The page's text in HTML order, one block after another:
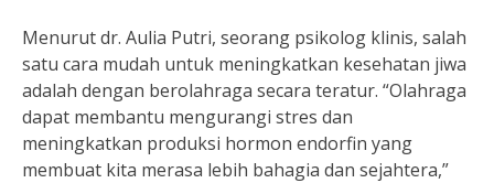
Menurut dr. Aulia Putri, seorang psikolog klinis, salah
satu cara mudah untuk meningkatkan kesehatan jiwa
adalah dengan berolahraga secara teratur. “Olahraga
dapat membantu mengurangi stres dan
meningkatkan produksi hormon endorfin yang
membuat kita merasa lebih bahagia dan sejahtera,”